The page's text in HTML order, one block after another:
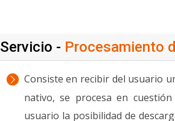
Servicio - Procesamiento
Consiste en recibir del usuario
nativo, se procesa en
usuario la posibilidad de